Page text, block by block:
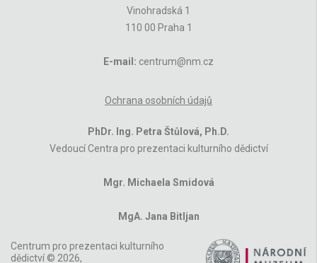
Vinohradská 1
110 00 Praha 1
E-mail: centrum@nm.cz
Ochrana osobních údajů
PhDr. Ing. Petra Štůlová, Ph.D.
Vedoucí Centra pro prezentaci kulturního dědictví
Mgr. Michaela Smidová
MgA. Jana Bitljan
Centrum pro prezentaci kulturního
dědictví © 2026,